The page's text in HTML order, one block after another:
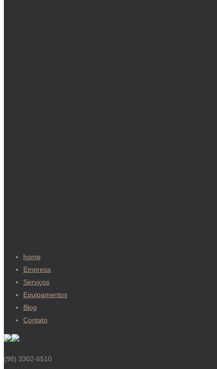
home
Empresa
Serviços
Equipamentos
Blog
Contato
(98) 3302-6510